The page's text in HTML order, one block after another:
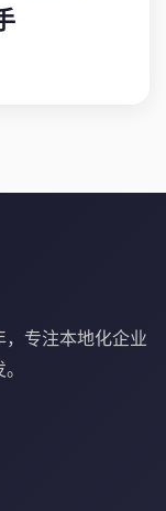
专注本地化企业